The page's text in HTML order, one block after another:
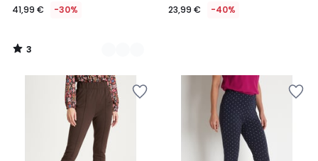
41,99 € -30%
3
/
23,99 € -40%